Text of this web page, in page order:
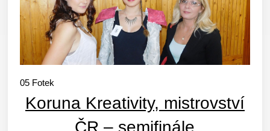
05 Fotek
Koruna Kreativity, mistrovství
ČR – semifinále